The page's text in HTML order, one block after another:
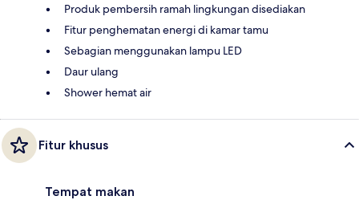
Produk pembersih ramah lingkungan disediakan
Fitur penghematan energi di kamar tamu
Sebagian menggunakan lampu LED
Daur ulang
Shower hemat air
Fitur khusus
Tempat makan